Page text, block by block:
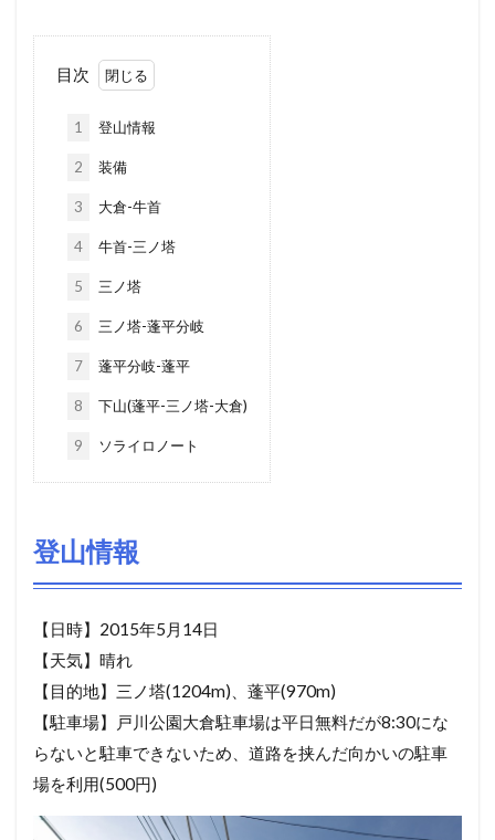
目次
1 登山情報
2 装備
3 大倉-牛首
4 牛首-三ノ塔
5 三ノ塔
6 三ノ塔-蓬平分岐
7 蓬平分岐-蓬平
8 下山(蓬平-三ノ塔-大倉)
9 ソライロノート
登山情報
【日時】2015年5月14日
【天気】晴れ
【目的地】三ノ塔(1204m)、蓬平(970m)
【駐車場】戸川公園大倉駐車場は平日無料だが8:30にな
らないと駐車できないため、道路を挟んだ向かいの駐車
場を利用(500円)